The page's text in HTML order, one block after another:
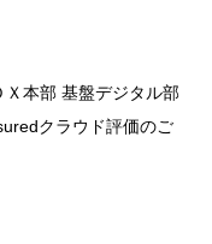
本部 基盤デジタル部
クラウド評価のご